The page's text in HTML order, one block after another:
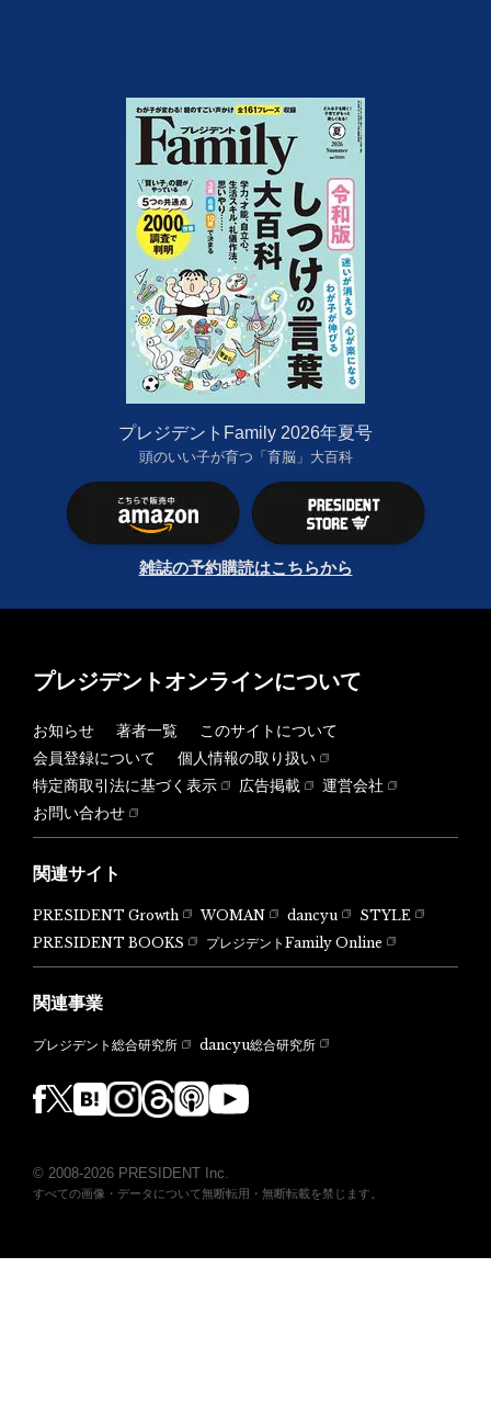
プレジデントFamily 2026年夏号
頭のいい子が育つ「育脳」大百科
雑誌の予約購読はこちらから
プレジデントオンラインについて
お知らせ 著者一覧
このサイトについて
会員登録について
個人情報の取り扱い
特定商取引法に基づく表示
広告掲載
運営会社
お問い合わせ
関連サイト
PRESIDENT Growth WOMAN dancyu
STYLE
PRESIDENT BOOKS
プレジデントFamily Online
関連事業
プレジデント総合研究所 dancyu総合研究所
© 2008-2026 PRESIDENT Inc.
すべての画像・データについて無断転用・無断転載を禁じます。